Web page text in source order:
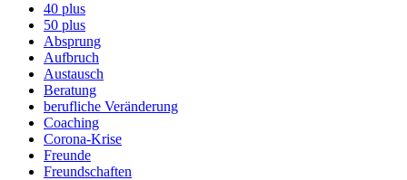
40 plus
50 plus
Absprung
Aufbruch
Austausch
Beratung
berufliche Veränderung
Coaching
Corona-Krise
Freunde
Freundschaften